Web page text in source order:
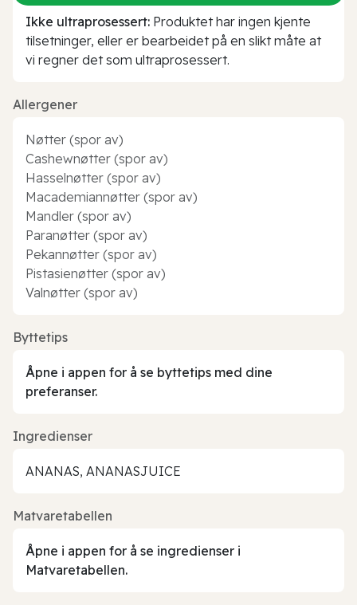
Ikke ultraprosessert: Produktet har ingen kjente
tilsetninger, eller er bearbeidet på en slikt måte at
vi regner det som ultraprosessert.
Allergener
Nøtter (spor av)
Cashewnøtter (spor av)
Hasselnøtter (spor av)
Macademiannøtter (spor av)
Mandler (spor av)
Paranøtter (spor av)
Pekannøtter (spor av)
Pistasienøtter (spor av)
Valnøtter (spor av)
Byttetips
Åpne i appen for å se byttetips med dine
preferanser.
Ingredienser
ANANAS, ANANASJUICE
Matvaretabellen
Åpne i appen for å se ingredienser i
Matvaretabellen.